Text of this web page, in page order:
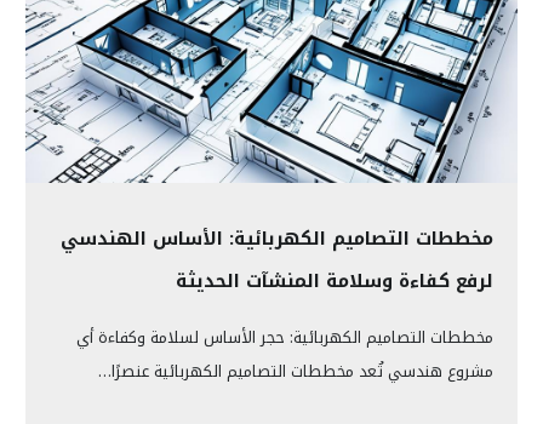
مخططات التصاميم الكهربائية: الأساس الهندسي
لرفع كفاءة وسلامة المنشآت الحديثة
مخططات التصاميم الكهربائية: حجر الأساس لسلامة وكفاءة أي
مشروع هندسي تُعد مخططات التصاميم الكهربائية عنصرًا…